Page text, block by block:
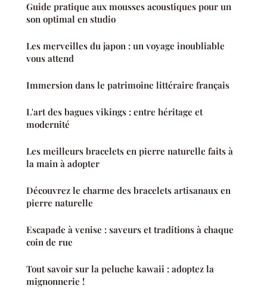
Guide pratique aux mousses acoustiques pour un
son optimal en studio
Les merveilles du japon : un voyage inoubliable
vous attend
Immersion dans le patrimoine littéraire français
L'art des bagues vikings : entre héritage et
modernité
Les meilleurs bracelets en pierre naturelle faits à
la main à adopter
Découvrez le charme des bracelets artisanaux en
pierre naturelle
Escapade à venise : saveurs et traditions à chaque
coin de rue
Tout savoir sur la peluche kawaii : adoptez la
mignonnerie !